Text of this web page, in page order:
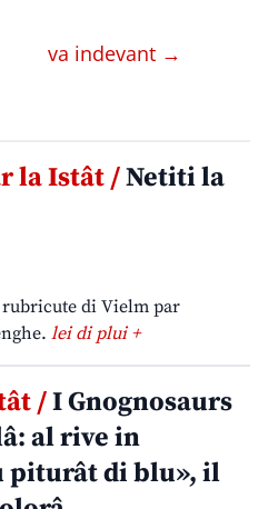
va indevant →
la Istât /Netiti la
di Vielm par
lei di plui +
/I Gnognosaurs
al rive in
piturât di blu», il